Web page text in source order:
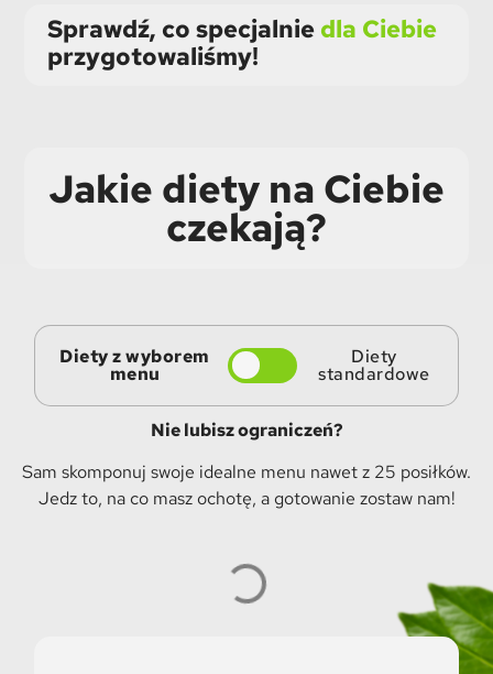
Sprawdź, co specjalnie dla Ciebie
przygotowaliśmy!
Jakie diety na Ciebie
czekają?
Diety z wyborem
menu
Diety
standardowe
Nie lubisz ograniczeń?
Sam skomponuj swoje idealne menu nawet z 25 posiłków.
Jedz to, na co masz ochotę, a gotowanie zostaw nam!